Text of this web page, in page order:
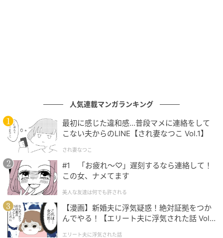
ブランドデビュー1周年を記念して、「Dr.MiCHAELと
一緒にスローエイジングはじめませんか？」をテーマ
にしたブランドサポーター募集キャンペーンが実施さ
れています。
応募条件を満たした方の中から抽選で該当する製品が
プレゼントされ、当選者の発表は賞品の発送をもって
かえられます。
人気連載マンガランキング
最初に感じた違和感…普段マメに連絡をして
こない夫からのLINE【され妻なつこ Vol.1】
され妻なつこ
#1 「お疲れ〜♡」遅刻するなら連絡して！
この女、ナメてます
美人な友達は何でも許される
【漫画】新婚夫に浮気疑惑！絶対証拠をつか
んでやる！【エリート夫に浮気された話 Vol.
エリート夫に浮気された話